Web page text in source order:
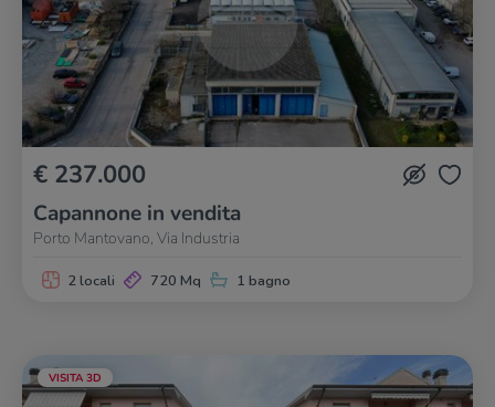
€ 237.000
Capannone in vendita
Porto Mantovano, Via Industria
2 locali 720 Mq 1 bagno
VISITA 3D